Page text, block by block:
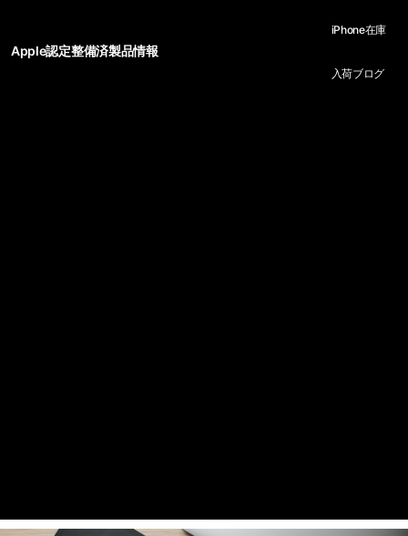
Apple認定整備済製品情報
iPhone在庫
入荷ブログ